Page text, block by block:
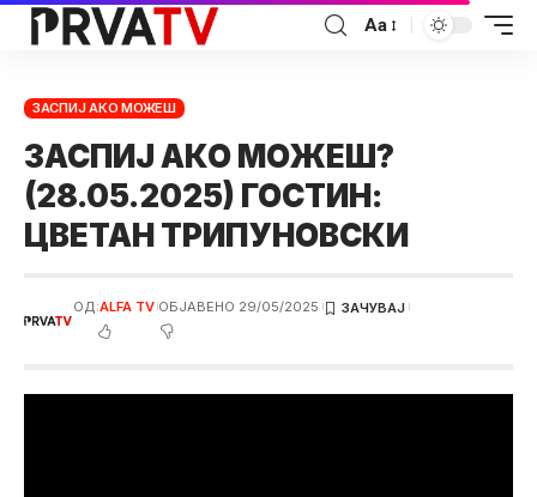
Аа
ЗАСПИЈ АКО МОЖЕШ
ЗАСПИЈ АКО МОЖЕШ?
(28.05.2025) ГОСТИН:
ЦВЕТАН ТРИПУНОВСКИ
ОД:ALFA TV ОБЈАВЕНО 29/05/2025